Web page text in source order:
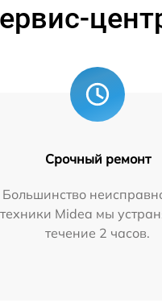
Срочный ремонт
Большинство
техники Midea мы
течение 2 часов.